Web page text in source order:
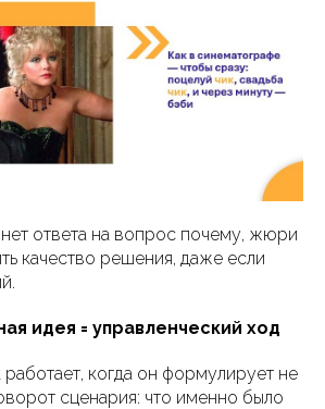
нет ответа на вопрос почему, жюри
качество решения, даже если
идея = управленческий ход
когда он формулирует не
сценария: что именно было